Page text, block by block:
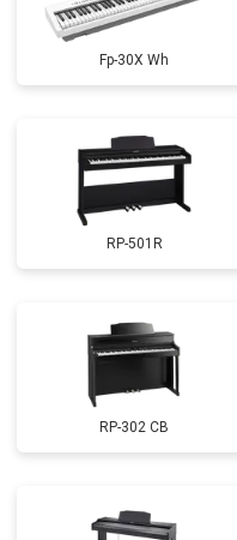
Fp-30X Wh
RP-501R
RP-302 CB